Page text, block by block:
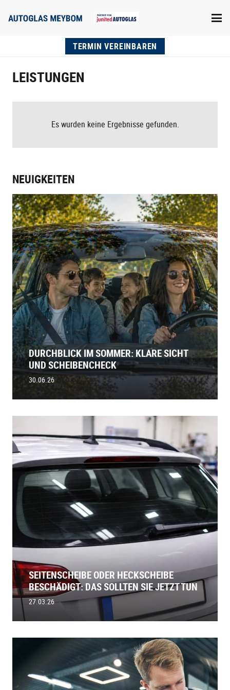
TERMIN VEREINBAREN
LEISTUNGEN
Es wurden keine Ergebnisse gefunden.
NEUIGKEITEN
DURCHBLICK IM SOMMER: KLARE SICHT
UND SCHEIBENCHECK
30.06.26
SEITENSCHEIBE ODER HECKSCHEIBE
BESCHÄDIGT: DAS SOLLTEN SIE JETZT TUN
27.03.26